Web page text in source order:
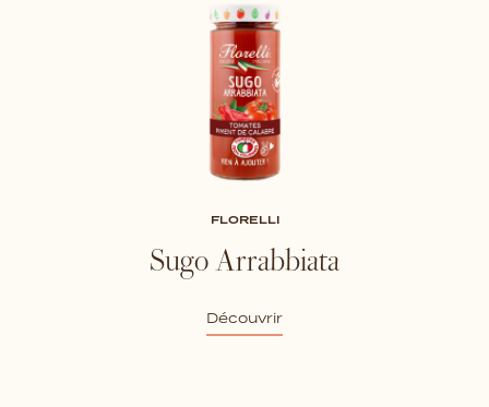
FLORELLI
Sugo Arrabbiata
Découvrir